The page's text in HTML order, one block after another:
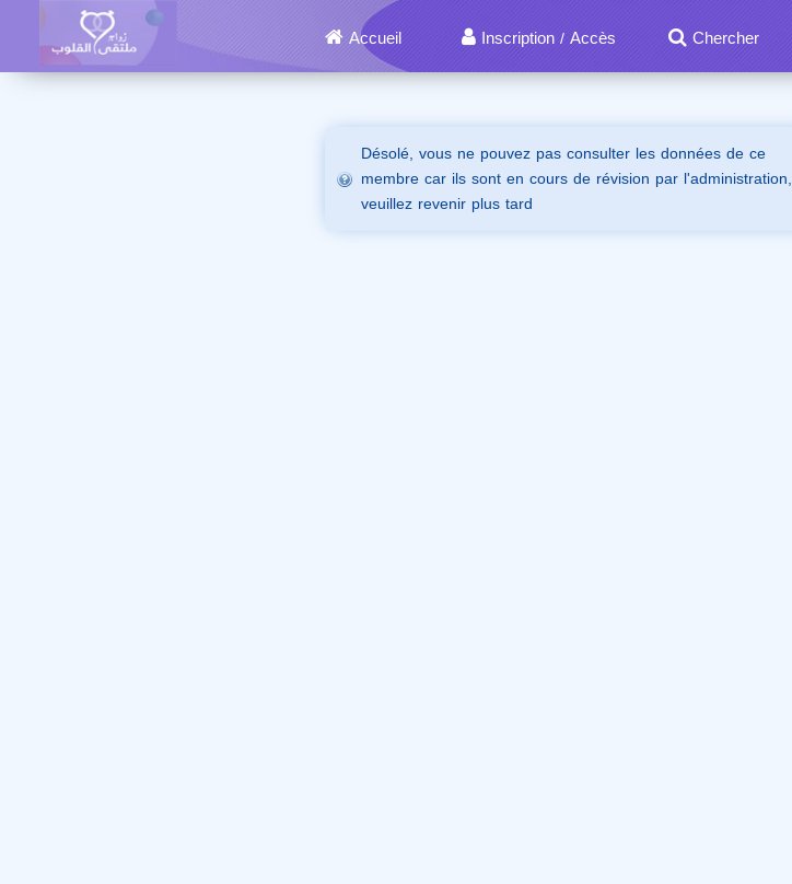
Accueil Inscription / Accès Chercher
Désolé, vous ne pouvez pas consulter les données de ce
membre car ils sont en cours de révision par l'administration,
veuillez revenir plus tard